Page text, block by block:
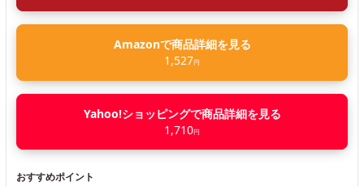
Amazonで商品詳細を見る
1,527円
Yahoo!ショッピングで商品詳細を見る
1,710円
おすすめポイント